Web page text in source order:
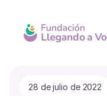
28 de julio de 2022